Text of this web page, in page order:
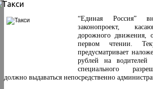
“Единая Россия”
законопроект,
дорожного движения,
первом чтении.
предусматривает
рублей на
специального
должно выдаваться непосредственно